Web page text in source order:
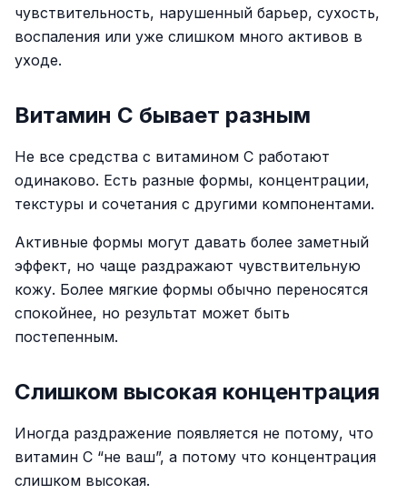
чувствительность, нарушенный барьер, сухость,
воспаления или уже слишком много активов в
уходе.
Витамин C бывает разным
Не все средства с витамином C работают
одинаково. Есть разные формы, концентрации,
текстуры и сочетания с другими компонентами.
Активные формы могут давать более заметный
эффект, но чаще раздражают чувствительную
кожу. Более мягкие формы обычно переносятся
спокойнее, но результат может быть
постепенным.
Слишком высокая концентрация
Иногда раздражение появляется не потому, что
витамин C “не ваш”, а потому что концентрация
слишком высокая.